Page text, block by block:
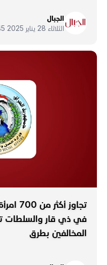
الجبال
الثلاثاء 28 يناير 2025 03:45 م
تجاوز
في ذي قار والسلطات
المخالفين بطرق